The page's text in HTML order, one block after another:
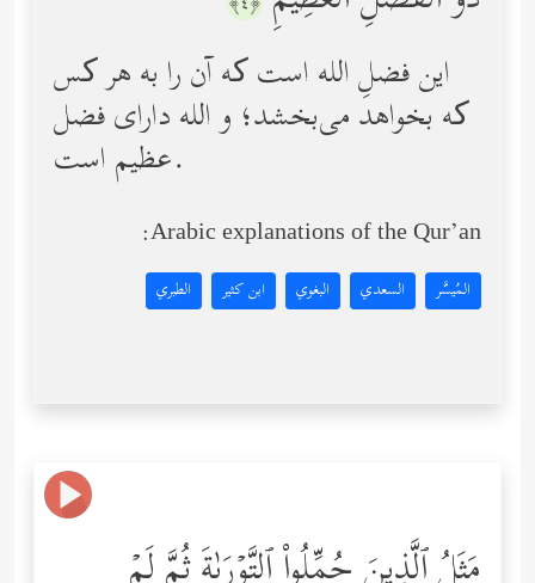
این فضلِ الله است که آن را به هر‌ کس
که بخواهد می‌بخشد؛ و الله دارای فضل
عظیم است.
Arabic explanations of the Qur’an:
المُيسَّر السعدي البغوي ابن كثير الطبري